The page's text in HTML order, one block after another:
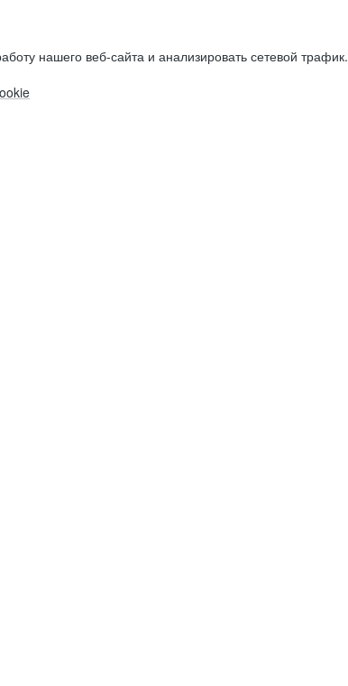
нашего веб-сайта и анализировать сетевой трафик.